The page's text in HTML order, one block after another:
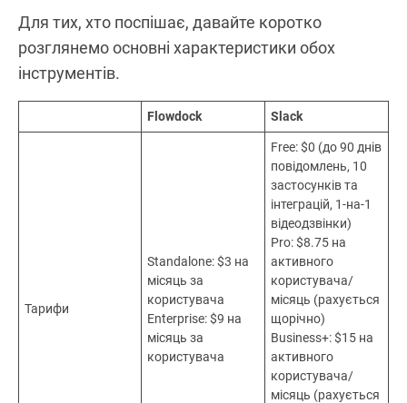
Для тих, хто поспішає, давайте коротко
розглянемо основні характеристики обох
інструментів.
Flowdock Slack
Тарифи
Standalone: $3 на
місяць за
користувача
Enterprise: $9 на
місяць за
користувача
Free: $0 (до 90 днів
повідомлень, 10
застосунків та
інтеграцій, 1-на-1
відеодзвінки)
Pro: $8.75 на
активного
користувача/
місяць (рахується
щорічно)
Business+: $15 на
активного
користувача/
місяць (рахується